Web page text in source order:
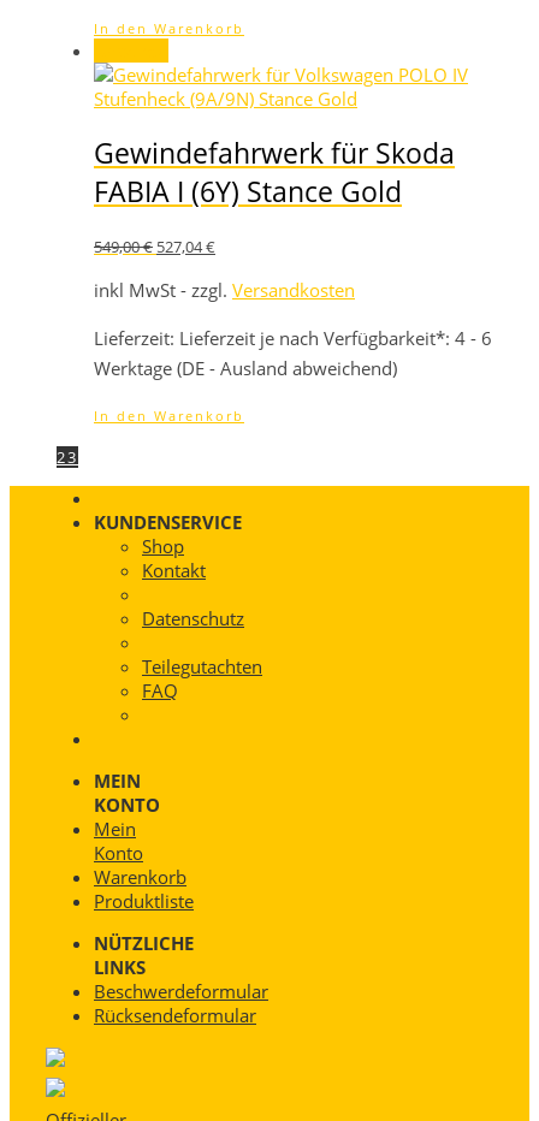
In den Warenkorb
Gewindefahrwerk für Skoda
FABIA I (6Y) Stance Gold
549,00€ Ursprünglicher
war:
549,00 €
527,04€Aktueller
ist:
527,04 €.
inkl MwSt - zzgl. Versandkosten
Lieferzeit: Lieferzeit je nach Verfügbarkeit*: 4 - 6
Werktage (DE - Ausland abweichend)
In den Warenkorb
23
KUNDENSERVICE
Shop
Kontakt
Datenschutz
Teilegutachten
FAQ
MEIN
KONTO
Mein
Konto
Warenkorb
Produktliste
NÜTZLICHE
LINKS
Beschwerdeformular
Rücksendeformular